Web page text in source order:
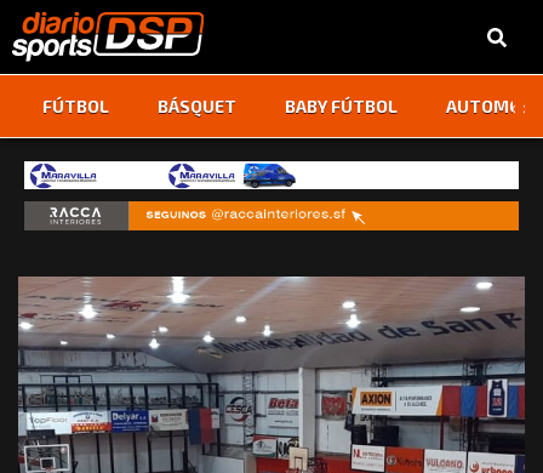
FÚTBOL BÁSQUET BABY FÚTBOL ‹ ›